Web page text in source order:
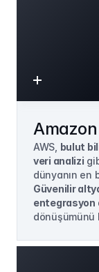
AWS, bulut
veri analizi
Güvenilir
entegrasyon
dönüşümünü